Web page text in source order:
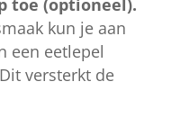
toe (optioneel).
kun je aan
een eetlepel
versterkt de